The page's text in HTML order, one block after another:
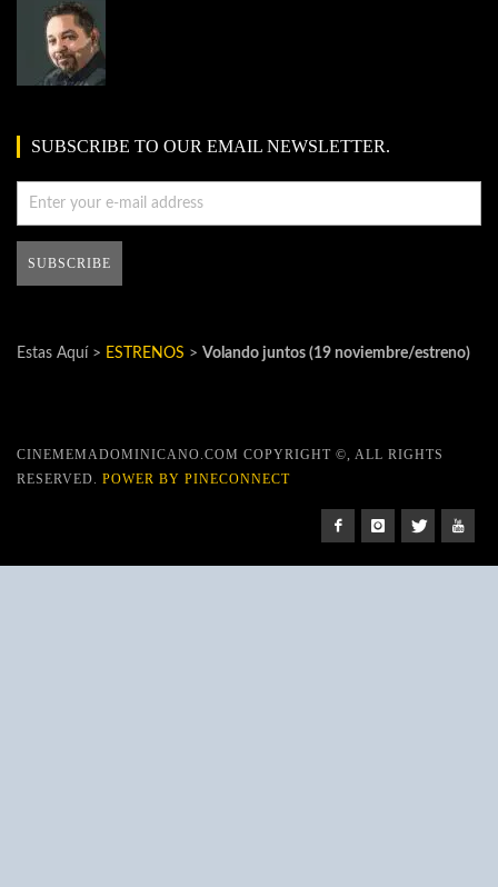
SUBSCRIBE TO OUR EMAIL NEWSLETTER.
Estas Aquí > ESTRENOS > Volando juntos (19 noviembre/estreno)
CINEMEMADOMINICANO.COM COPYRIGHT ©, ALL RIGHTS
RESERVED. POWER BY PINECONNECT